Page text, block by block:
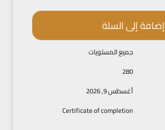
إضافة إلى السلة
جميع المستويات
280
أغسطس 9, 2026
Certificate of completion